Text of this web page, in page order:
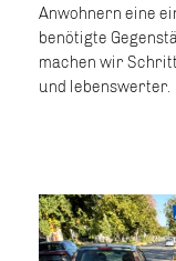
Anwohnern eine
benötigte
machen wir
und lebenswerter.